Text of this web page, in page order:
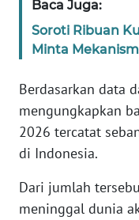
Baca Juga:
Soroti Ribuan
Minta
Berdasarkan data
mengungkapkan
2026 tercatat
di Indonesia.
Dari jumlah
meninggal dunia
PEDOMAN
MEDIA
REDAKSI
KARIR
DISCLAIMER